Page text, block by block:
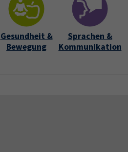
Gesundheit &
Bewegung
Sprachen &
Kommunikation